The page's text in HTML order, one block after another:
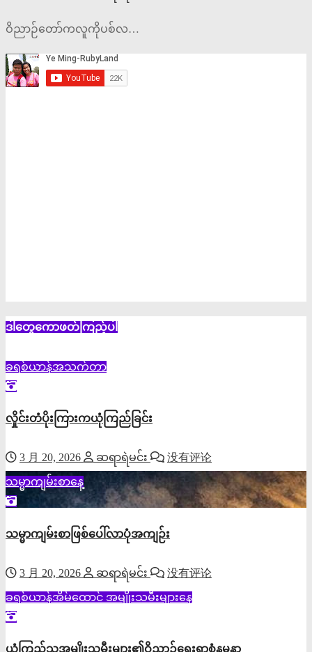
ဝိညာဉ်တော်ကလူကိုပစ်လ…
ဒါတွေကောဖတ်ကြည့်ပါ
ခရစ်ယာန်အသက်တာ
လှိုင်းတံပိုးကြားကယုံကြည်ခြင်း
3 月 20, 2026 ဆရာရဲမင်း 没有评论
သမ္မာကျမ်းစာနေ့
သမ္မာကျမ်းစာဖြစ်ပေါ်လာပုံအကျဉ်း
3 月 20, 2026 ဆရာရဲမင်း 没有评论
ခရစ်ယာန်အိမ်ထောင် အမျိုးသမီးများနေ့
ယုံကြည်သူအမျိုးသမီးများ၏ဝိညာဉ်ရေးရာစံနမူနာ